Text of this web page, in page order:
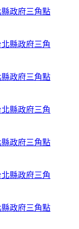
政府三角點
政府三角點
政府三角點
政府三角點